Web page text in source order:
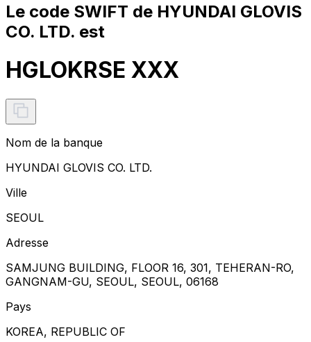
Le code SWIFT de HYUNDAI GLOVIS
CO. LTD. est
HGLOKRSE XXX
Nom de la banque
HYUNDAI GLOVIS CO. LTD.
Ville
SEOUL
Adresse
SAMJUNG BUILDING, FLOOR 16, 301, TEHERAN-RO,
GANGNAM-GU, SEOUL, SEOUL, 06168
Pays
KOREA, REPUBLIC OF